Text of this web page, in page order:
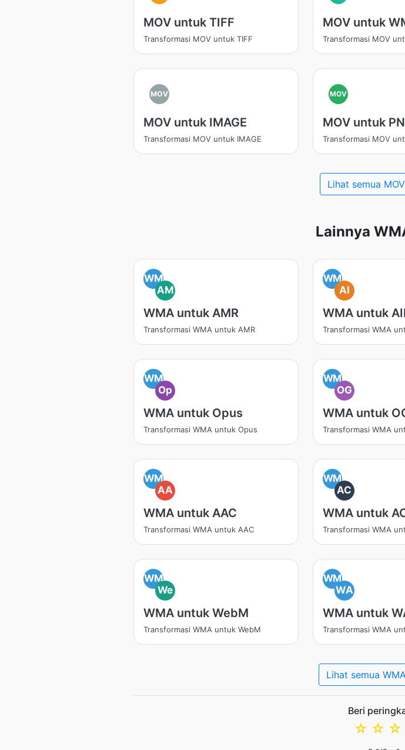
MOV untuk TIFF
Transformasi MOV untuk TIFF
MOV untuk
Transformasi MOV
MOV
MOV untuk IMAGE
Transformasi MOV untuk IMAGE
MOV
MOV untuk
Transformasi MOV
Lihat semua
Lainnya
WM
AM
WMA untuk AMR
Transformasi WMA untuk AMR
WM
AI
WMA untuk
Transformasi WMA
WM
Op
WMA untuk Opus
Transformasi WMA untuk Opus
WM
OG
WMA untuk
Transformasi WMA
WM
AA
WMA untuk AAC
Transformasi WMA untuk AAC
WM
AC
WMA untuk
Transformasi WMA
WM
We
WMA untuk WebM
Transformasi WMA untuk WebM
WM
WA
WMA untuk
Transformasi WMA
Lihat semua
Beri
☆
☆
☆